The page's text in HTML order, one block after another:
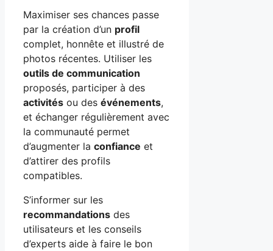
Maximiser ses chances passe
par la création d’un profil
complet, honnête et illustré de
photos récentes. Utiliser les
outils de communication
proposés, participer à des
activités ou des événements,
et échanger régulièrement avec
la communauté permet
d’augmenter la confiance et
d’attirer des profils
compatibles.
S’informer sur les
recommandations des
utilisateurs et les conseils
d’experts aide à faire le bon